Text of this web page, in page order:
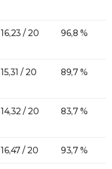
16,23 / 20 96,8 %
15,31 / 20 89,7 %
14,32 / 20 83,7 %
16,47 / 20 93,7 %